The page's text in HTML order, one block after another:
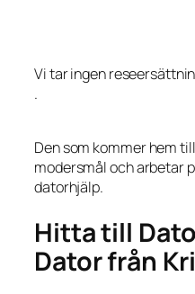
Vi tar ingen
.
Den som kommer hem
modersmål och arbetar
datorhjälp.
Hitta till
Dator från